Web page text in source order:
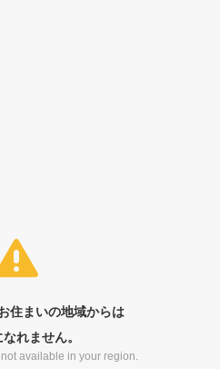
住まいの地域からは
れません。
available in your region.